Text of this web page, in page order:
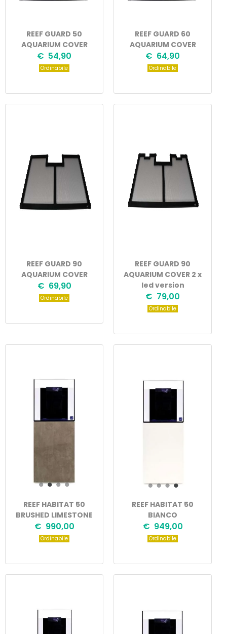
REEF GUARD 50
AQUARIUM COVER
€ 54,90
Ordinabile
REEF GUARD 60
AQUARIUM COVER
€ 64,90
Ordinabile
REEF GUARD 90
AQUARIUM COVER
€ 69,90
Ordinabile
REEF GUARD 90
AQUARIUM COVER 2 x
led version
€ 79,00
Ordinabile
REEF HABITAT 50
BRUSHED LIMESTONE
€ 990,00
Ordinabile
REEF HABITAT 50
BIANCO
€ 949,00
Ordinabile